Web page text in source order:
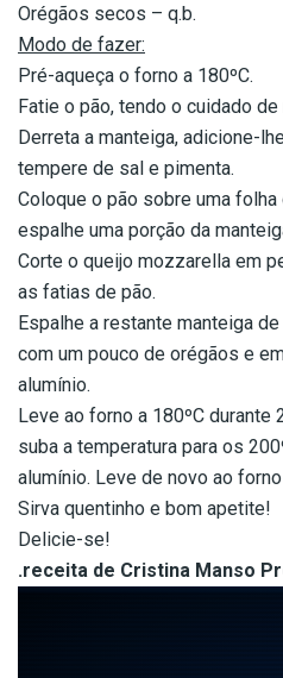
Orégãos secos – q.b.
Modo de fazer:
Pré-aqueça o forno a 180ºC.
Fatie o pão, tendo o cuidado
Derreta a manteiga, adicione-
tempere de sal e pimenta.
Coloque o pão sobre uma
espalhe uma porção da
Corte o queijo mozzarella em
as fatias de pão.
Espalhe a restante manteiga
com um pouco de orégãos e
alumínio.
Leve ao forno a 180ºC
suba a temperatura para os
alumínio. Leve de novo ao
Sirva quentinho e bom apetite!
Delicie-se!
.receita de Cristina Manso